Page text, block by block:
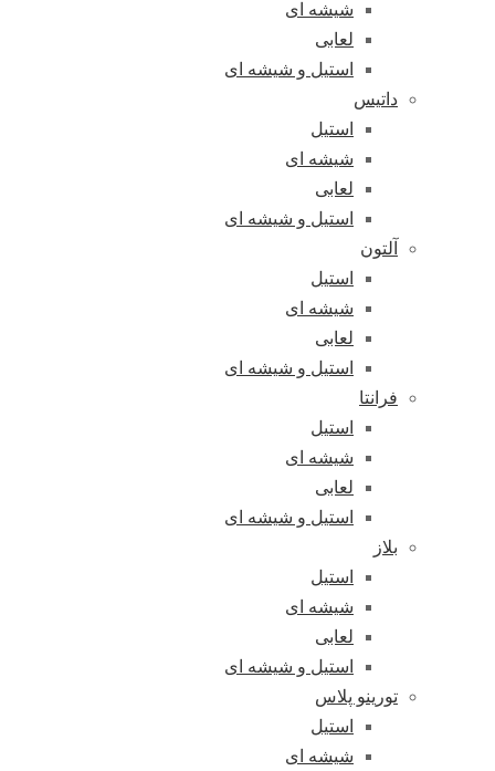
شیشه ای
لعابی
استیل و شیشه ای
داتیس
استیل
شیشه ای
لعابی
استیل و شیشه ای
آلتون
استیل
شیشه ای
لعابی
استیل و شیشه ای
فرانتا
استیل
شیشه ای
لعابی
استیل و شیشه ای
بلاز
استیل
شیشه ای
لعابی
استیل و شیشه ای
تورینو پلاس
استیل
شیشه ای